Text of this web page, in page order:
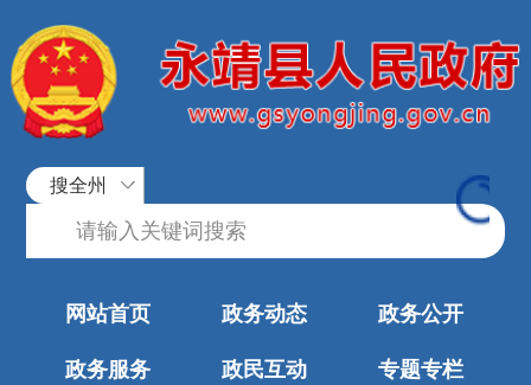
搜全州
网站首页 政务动态 政务公开
政务服务 政民互动 专题专栏